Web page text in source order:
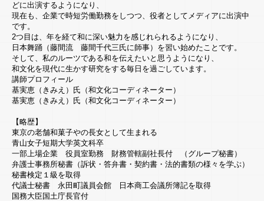
Service 事業内容
Seminar セミナー情報
News & Topics 新着情報
Blog 社長ブログ
Recruit
Contact お問い合せ
Sakura - juku 麹町さくら塾
Other その他
どに出演するようになり、
現在も、企業で時短労働勤務をしつつ、役者としてメディアに出演中
です。
2つ目は、年を経て和に深い魅力を感じれられるようになり、
日本舞踊（藤間流 藤間千代三氏に師事）を習い始めたことです。
そして、私のルーツである和を伝えたいと思うようになり、
和文化を現代に生かす研究をする毎日を過ごしています。
講師プロフィール
基実恵（きみえ）氏（和文化コーディネーター）
基実恵（きみえ）氏（和文化コーディネーター）
【略歴】
東京の老舗和菓子やの長女として生まれる
青山女子短期大学英文科卒
一部上場企業 役員室勤務 財務管轄副社長付 （グループ秘書）
弁護士事務所秘書（訴状・答弁書・契約書・法的書類の様々を学ぶ）
秘書検定１級を取得
代議士秘書 永田町議員会館 日本商工会議所簿記を取得
国務大臣国土庁長官付